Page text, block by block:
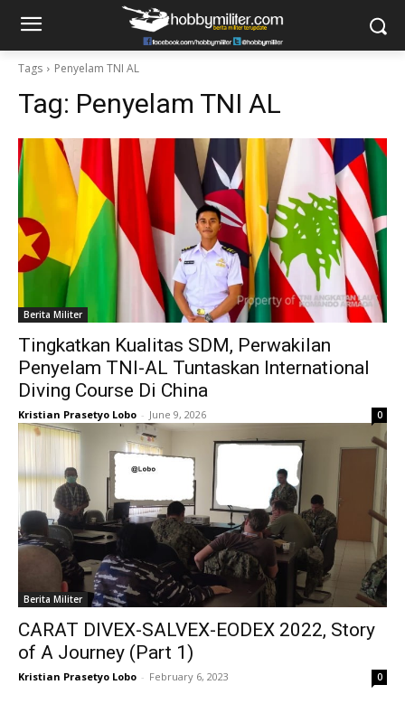
Tags Penyelam TNI AL
Tag: Penyelam TNI AL
Berita Militer
Tingkatkan Kualitas SDM, Perwakilan
Penyelam TNI-AL Tuntaskan International
Diving Course Di China
Kristian Prasetyo Lobo - June 9, 2026 0
Berita Militer
CARAT DIVEX-SALVEX-EODEX 2022, Story
of A Journey (Part 1)
Kristian Prasetyo Lobo - February 6, 2023 0